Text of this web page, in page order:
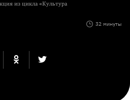
из цикла «Культура
32 минуты